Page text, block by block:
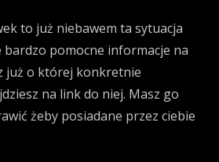
to już niebawem ta sytuacja
bardzo pomocne informacje na
już o której konkretnie
na link do niej. Masz go
żeby posiadane przez ciebie